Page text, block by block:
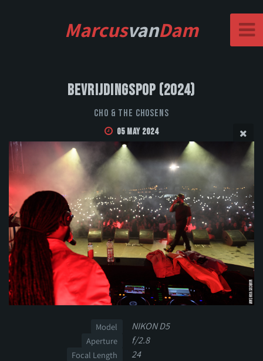
MarcusvanDam
Bevrijdingspop (2024)
CHO & THE CHOSENS
05 May 2024
Model NIKON D5
Aperture f/2.8
Focal Length 24